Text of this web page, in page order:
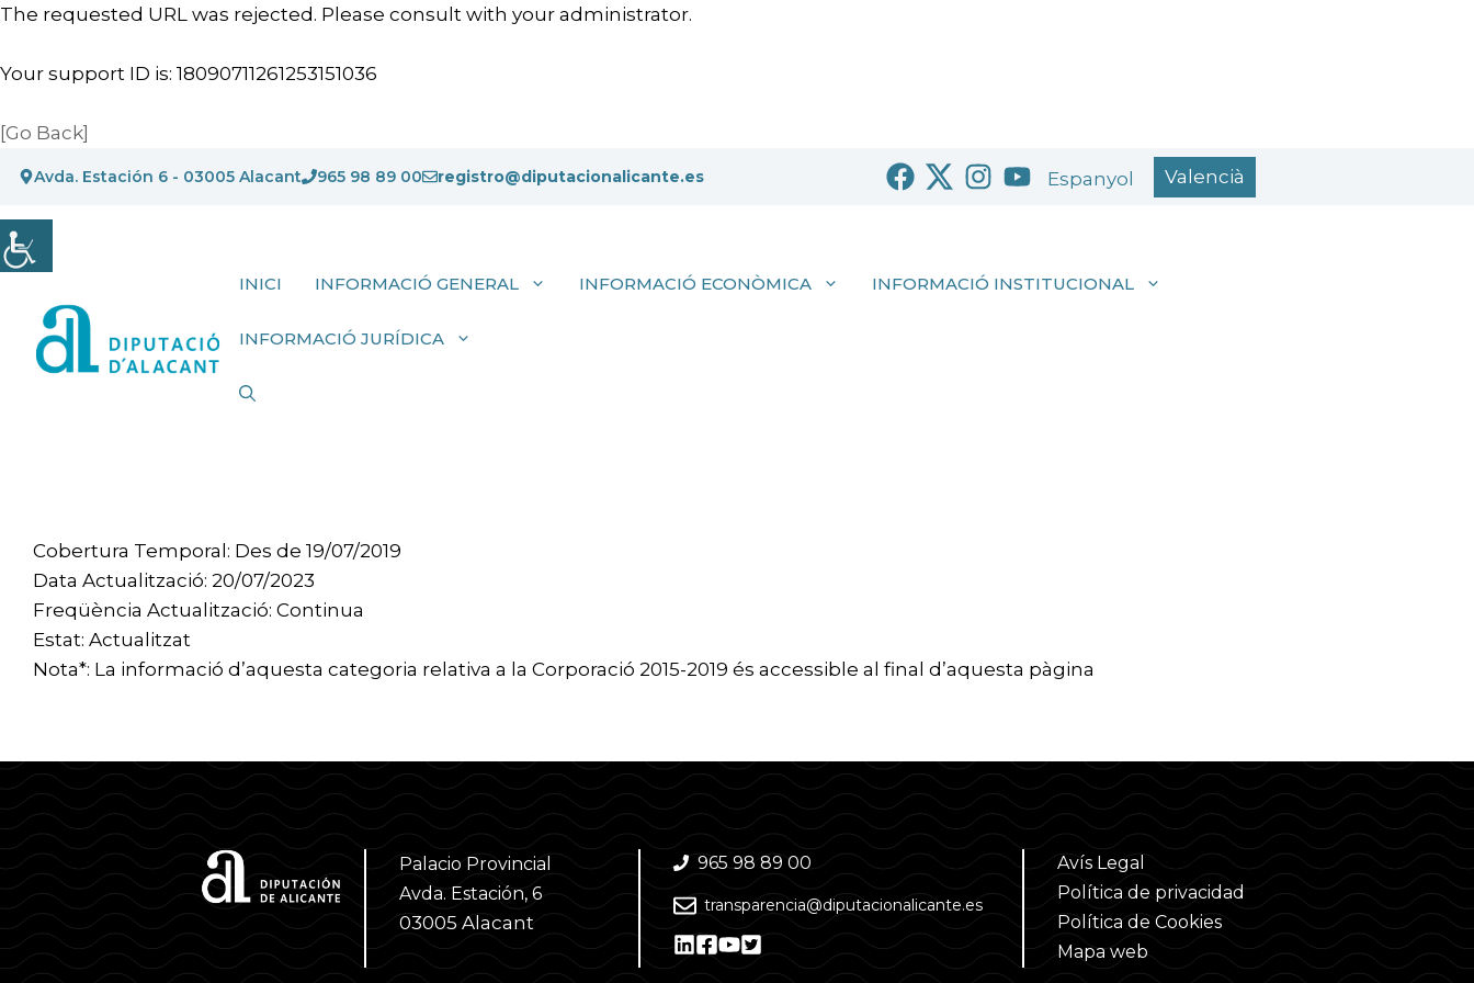
The requested URL was rejected. Please consult with your administrator.
Your support ID is: 18090711261253151036
[Go Back]
contingut
Avda. Estación 6 - 03005 Alacant 965 98 89 00 registro@diputacionalicante.es Espanyol Valencià
INICI INFORMACIÓ GENERAL INFORMACIÓ ECONÒMICA INFORMACIÓ INSTITUCIONAL
INFORMACIÓ JURÍDICA
Cobertura Temporal: Des de 19/07/2019
Data Actualització: 20/07/2023
Freqüència Actualització: Continua
Estat: Actualitzat
Nota*: La informació d’aquesta categoria relativa a la Corporació 2015-2019 és accessible al final d’aquesta pàgina
Palacio Provincial
Avda. Estación, 6
03005 Alacant
965 98 89 00
transparencia@diputacionalicante.es
Avís Legal
Política de privacidad
Política de Cookies
Mapa web